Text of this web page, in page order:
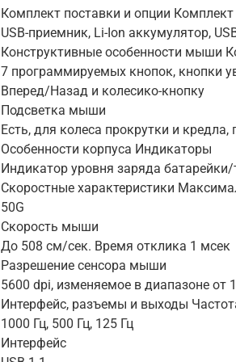
Комплект поставки и опции Комплект
USB-приемник, Li-Ion аккумулятор,
Конструктивные особенности мыши
7 программируемых кнопок, кнопки
Вперед/Назад и колесико-кнопку
Подсветка мыши
Есть, для колеса прокрутки и кредла,
Особенности корпуса Индикаторы
Индикатор уровня заряда
Скоростные характеристики
50G
Скорость мыши
До 508 см/сек. Время отклика 1 мсек
Разрешение сенсора мыши
5600 dpi, изменяемое в диапазоне
Интерфейс, разъемы и выходы
1000 Гц, 500 Гц, 125 Гц
Интерфейс